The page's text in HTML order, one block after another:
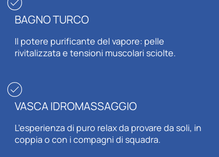
BAGNO TURCO
Il potere purificante del vapore: pelle
rivitalizzata e tensioni muscolari sciolte.
VASCA IDROMASSAGGIO
L’esperienza di puro relax da provare da soli, in
coppia o con i compagni di squadra.